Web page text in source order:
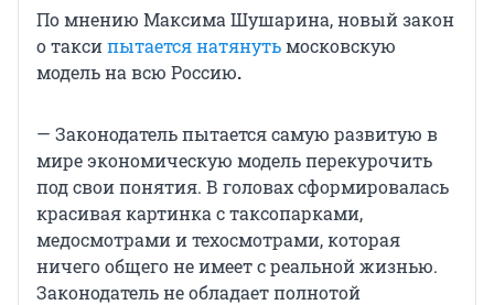
По мнению Максима Шушарина, новый закон
о таксипытается натянутьмосковскую
модель на всю Россию.
— Законодатель пытается самую развитую в
мире экономическую модель перекурочить
под свои понятия. В головах сформировалась
красивая картинка с таксопарками,
медосмотрами и техосмотрами, которая
ничего общего не имеет с реальной жизнью.
Законодатель не обладает полнотой